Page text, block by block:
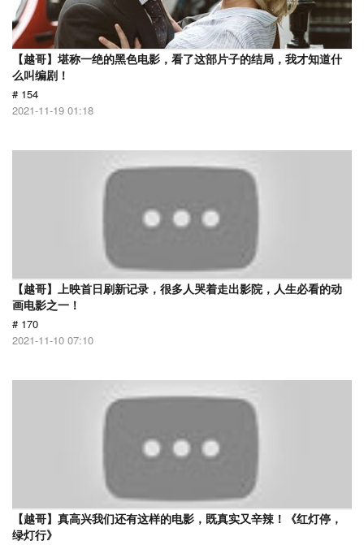
【越哥】堪称一绝的黑色电影，看了这部片子的结局，我才知道什
么叫编剧！
# 154
2021-11-19 01:18
【越哥】上映首日刷新记录，很多人哭着走出影院，人生必看的动
画电影之一！
# 170
2021-11-10 07:10
【越哥】真高兴我们还有这样的电影，既真实又辛辣！《红灯停，
绿灯行》